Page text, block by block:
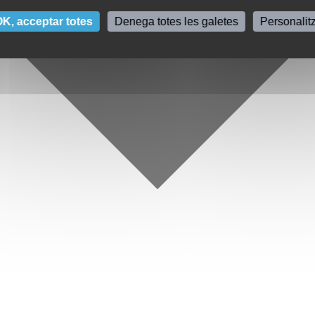
acceptar totes Denega totes les galetes